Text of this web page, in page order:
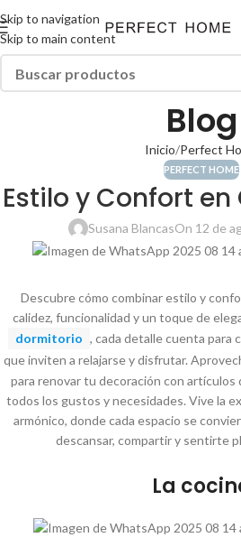
Skip to navigation
Skip to main content
Blog
Inicio Perfect
PERFECT HOME
Estilo y Confort
Susana BlancasOn 12 de
Descubre cómo combinar estilo y
calidez, funcionalidad y un toque de
dormitorio , cada detalle cuenta para
que inviten a relajarse y disfrutar.
para renovar tu decoración con artículos
todos los gustos y necesidades. Vive la
armónico, donde cada espacio se
descansar, compartir y sentirte
La